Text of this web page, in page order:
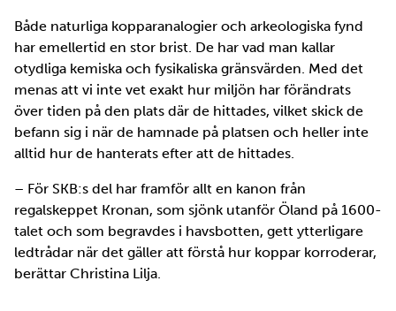
Både naturliga kopparanalogier och arkeologiska fynd
har emellertid en stor brist. De har vad man kallar
otydliga kemiska och fysikaliska gränsvärden. Med det
menas att vi inte vet exakt hur miljön har förändrats
över tiden på den plats där de hittades, vilket skick de
befann sig i när de hamnade på platsen och heller inte
alltid hur de hanterats efter att de hittades.
– För SKB:s del har framför allt en kanon från
regalskeppet Kronan, som sjönk utanför Öland på 1600-
talet och som begravdes i havsbotten, gett ytterligare
ledtrådar när det gäller att förstå hur koppar korroderar,
berättar Christina Lilja.